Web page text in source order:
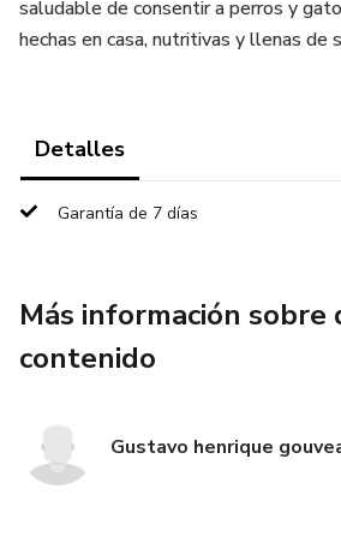
saludable de consentir a perros y
hechas en casa, nutritivas y llenas de
Detalles
Garantía de 7 días
Más información sobre
contenido
Gustavo henrique